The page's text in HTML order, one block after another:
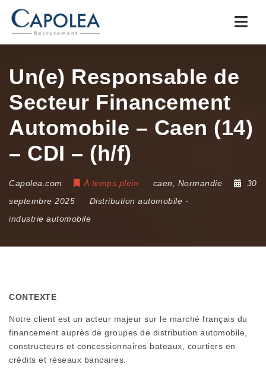
Un(e) Responsable de
Secteur Financement
Automobile – Caen (14)
– CDI – (h/f)
Capolea.com À temps plein caen Normandie
30
septembre 2025
Distribution automobile -
industrie automobile
CONTEXTE
Notre client est un acteur majeur sur le marché français du
financement auprès de groupes de distribution automobile,
constructeurs et concessionnaires bateaux, courtiers en
crédits et réseaux bancaires.